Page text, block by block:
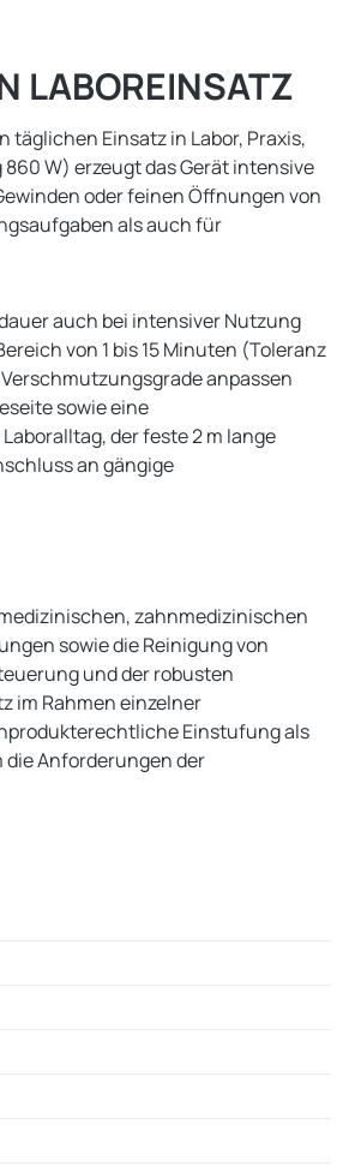
LABOREINSATZ
täglichen Einsatz in Labor, Praxis,
W) erzeugt das Gerät intensive
oder feinen Öffnungen von
als auch für
auch bei intensiver Nutzung
von 1 bis 15 Minuten (Toleranz
anpassen
sowie eine
der feste 2 m lange
an gängige
zahnmedizinischen
sowie die Reinigung von
und der robusten
im Rahmen einzelner
Einstufung als
die Anforderungen der